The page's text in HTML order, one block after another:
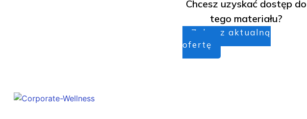
Chcesz uzyskać dostęp do
tego materiału?
Zobacz aktualną
ofertę